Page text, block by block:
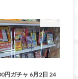
円ガチャ 6月2日 24